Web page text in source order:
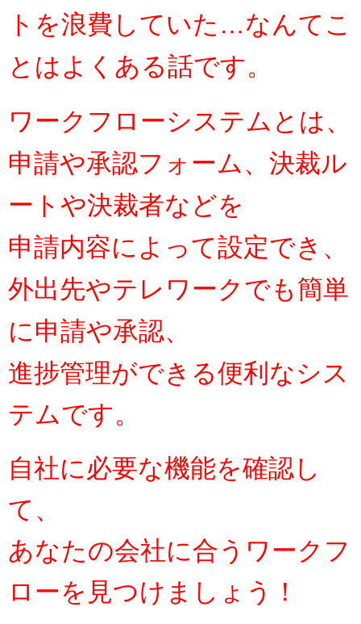
トを浪費していた…なんてこ
とはよくある話です。
ワークフローシステムとは、
申請や承認フォーム、 決裁ル
ートや決裁者などを
申請内容によって設定でき、
外出先やテレワークでも簡単
に申請や承認、
進捗管理ができる便利なシス
テムです。
自社に必要な機能を確認し
て、
あなたの会社に合うワークフ
ローを見つけましょう！